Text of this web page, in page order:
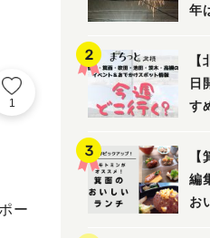
1
ー
年
日
す
高
編
お